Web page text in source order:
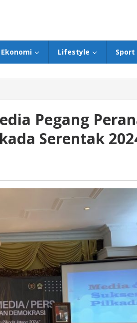
Ekonomi Lifestyle Sport
Pegang
Serentak